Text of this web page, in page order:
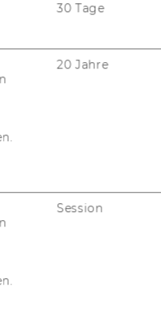
for
and
th­rough
in­ter­na­tio­
30 Tage
20 Jahre
Session